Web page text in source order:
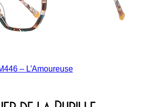
– L’Amoureuse